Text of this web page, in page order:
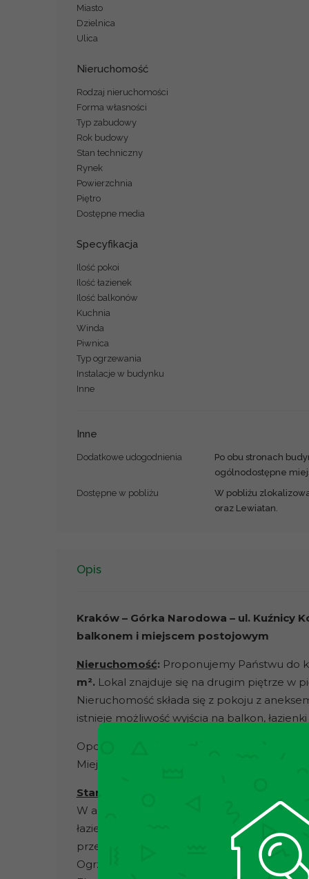
Miasto
Dzielnica
Ulica
Nieruchomość
Rodzaj nieruchomości
Forma własności
Typ zabudowy
Rok budowy
Stan techniczny
Rynek
Powierzchnia
Piętro
Dostępne media
Specyfikacja
Ilość pokoi
Ilość łazienek
Ilość balkonów
Kuchnia
Winda
Piwnica
Typ ogrzewania
Instalacje w budynku
Inne
Inne
Dodatkowe udogodnienia
Po obu stronach
ogólnodostępne
Dostępne w pobliżu
W pobliżu
oraz Lewiatan.
Opis
Kraków – Górka Narodowa – ul. Kuźnicy
balkonem i miejscem postojowym
Nieruchomość: Proponujemy Państwu do
m². Lokal znajduje się na drugim piętrze w
Nieruchomość składa się z pokoju z
istnieje możliwość wyjścia na balkon,
Opcjonalnie do mieszkania przynależy
Miejsce posiada odrębną księgę wieczystą.
Stan nieruchomości
W aneksie kuchennym znajduje się,
łazience wanna, umywalka oraz pralka.
przedpokoju duża szafa w zabudowie.
Ogrzewanie oraz ciepła woda realizowane z